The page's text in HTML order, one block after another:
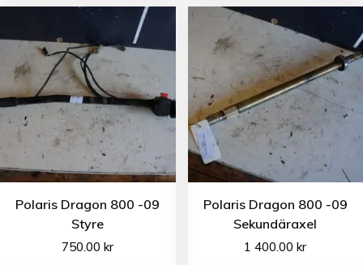
Polaris Dragon 800 -09
Styre
750.00kr
Polaris Dragon 800 -09
Sekundäraxel
1 400.00kr